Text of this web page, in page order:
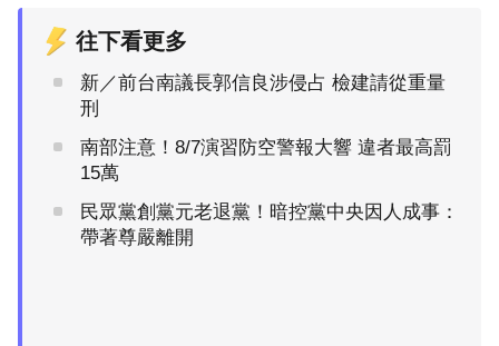
往下看更多
新／前台南議長郭信良涉侵占 檢建請從重量
刑
南部注意！8/7演習防空警報大響 違者最高罰
15萬
民眾黨創黨元老退黨！暗控黨中央因人成事：
帶著尊嚴離開